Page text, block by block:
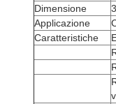
Dimensione
Applicazione
Caratteristiche